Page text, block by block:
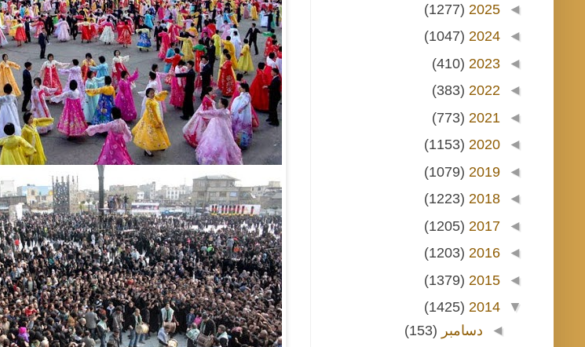
◄
2025
(1277)
◄
2024
(1047)
◄
2023
(410)
◄
2022
(383)
◄
2021
(773)
◄
2020
(1153)
◄
2019
(1079)
◄
2018
(1223)
◄
2017
(1205)
◄
2016
(1203)
◄
2015
(1379)
▼
2014
(1425)
◄ دسامبر (153)